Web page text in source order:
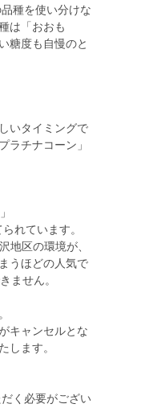
種を使い分けな
は「おおも
糖度も自慢のと
いタイミングで
ラチナコーン」
れています。
地区の環境が、
うほどの人気で
ません。
キャンセルとな
します。
く必要がござい